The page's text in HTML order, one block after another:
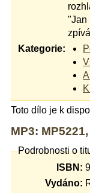
"Jan
Kategorie:
Toto dílo je k
MP3:
Podrobnosti o
ISBN:
Vydáno: